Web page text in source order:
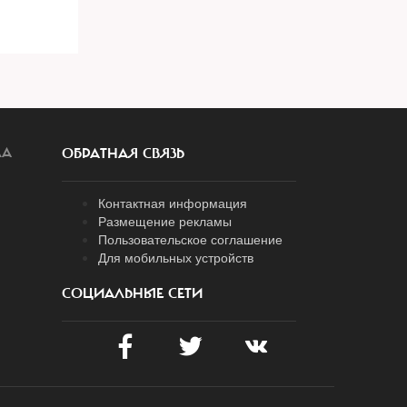
ОБРАТНАЯ СВЯЗЬ
Контактная информация
Размещение рекламы
Пользовательское соглашение
Для мобильных устройств
СОЦИАЛЬНЫЕ СЕТИ